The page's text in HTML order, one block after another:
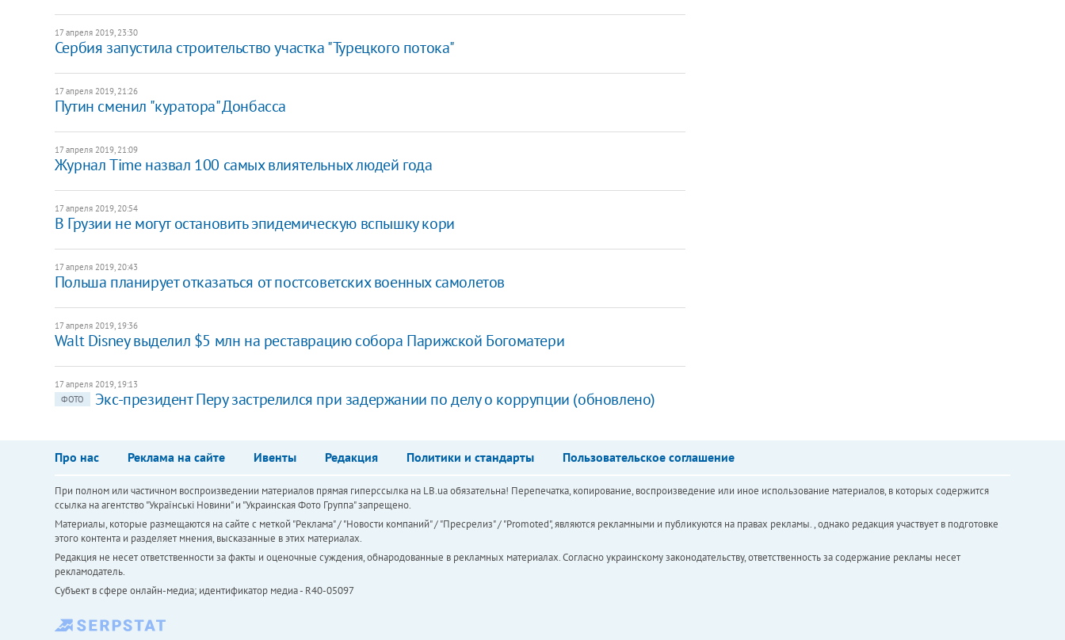
17 апреля 2019, 23:30
Сербия запустила строительство участка "Турецкого потока"
17 апреля 2019, 21:26
Путин сменил "куратора" Донбасса
17 апреля 2019, 21:09
Журнал Time назвал 100 самых влиятельных людей года
17 апреля 2019, 20:54
В Грузии не могут остановить эпидемическую вспышку кори
17 апреля 2019, 20:43
Польша планирует отказаться от постсоветских военных самолетов
17 апреля 2019, 19:36
Walt Disney выделил $5 млн на реставрацию собора Парижской Богоматери
17 апреля 2019, 19:13
ФОТО
Экс-президент Перу застрелился при задержании по делу о коррупции (обновлено)
Про нас Реклама на сайте Ивенты Редакция Политики и стандарты Пользовательское соглашение
При полном или частичном воспроизведении материалов прямая гиперссылка на LB.ua обязательна! Перепечатка, копирование, воспроизведение или иное использование материалов, в которых содержится
ссылка на агентство "Українськi Новини" и "Украинская Фото Группа" запрещено.
Материалы, которые размещаются на сайте с меткой "Реклама" / "Новости компаний" / "Пресрелиз" / "Promoted", являются рекламными и публикуются на правах рекламы. , однако редакция участвует в подготовке
этого контента и разделяет мнения, высказанные в этих материалах.
Редакция не несет ответственности за факты и оценочные суждения, обнародованные в рекламных материалах. Согласно украинскому законодательству, ответственность за содержание рекламы несет
рекламодатель.
Субъект в сфере онлайн-медиа; идентификатор медиа - R40-05097